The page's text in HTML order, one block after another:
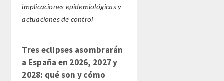
implicaciones epidemiológicas y
actuaciones de control
Tres eclipses asombrarán
a España en 2026, 2027 y
2028: qué son y cómo